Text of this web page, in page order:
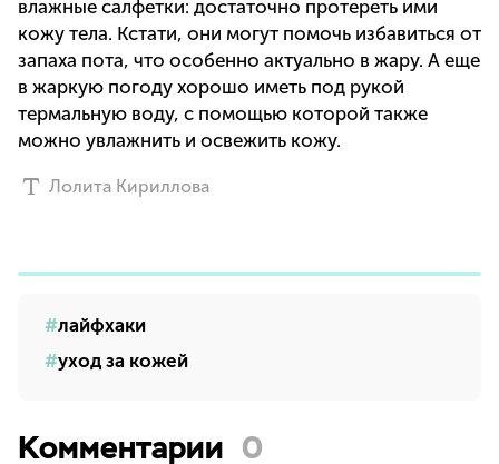
влажные салфетки: достаточно протереть ими
кожу тела. Кстати, они могут помочь избавиться от
запаха пота, что особенно актуально в жару. А еще
в жаркую погоду хорошо иметь под рукой
термальную воду, с помощью которой также
можно увлажнить и освежить кожу.
Лолита Кириллова
лайфхаки
уход за кожей
Комментарии 0